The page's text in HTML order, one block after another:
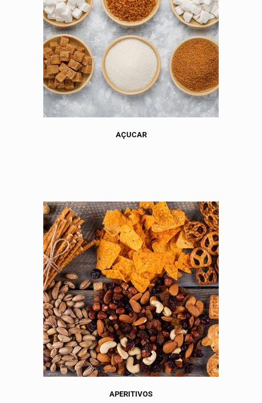
AÇUCAR
APERITIVOS